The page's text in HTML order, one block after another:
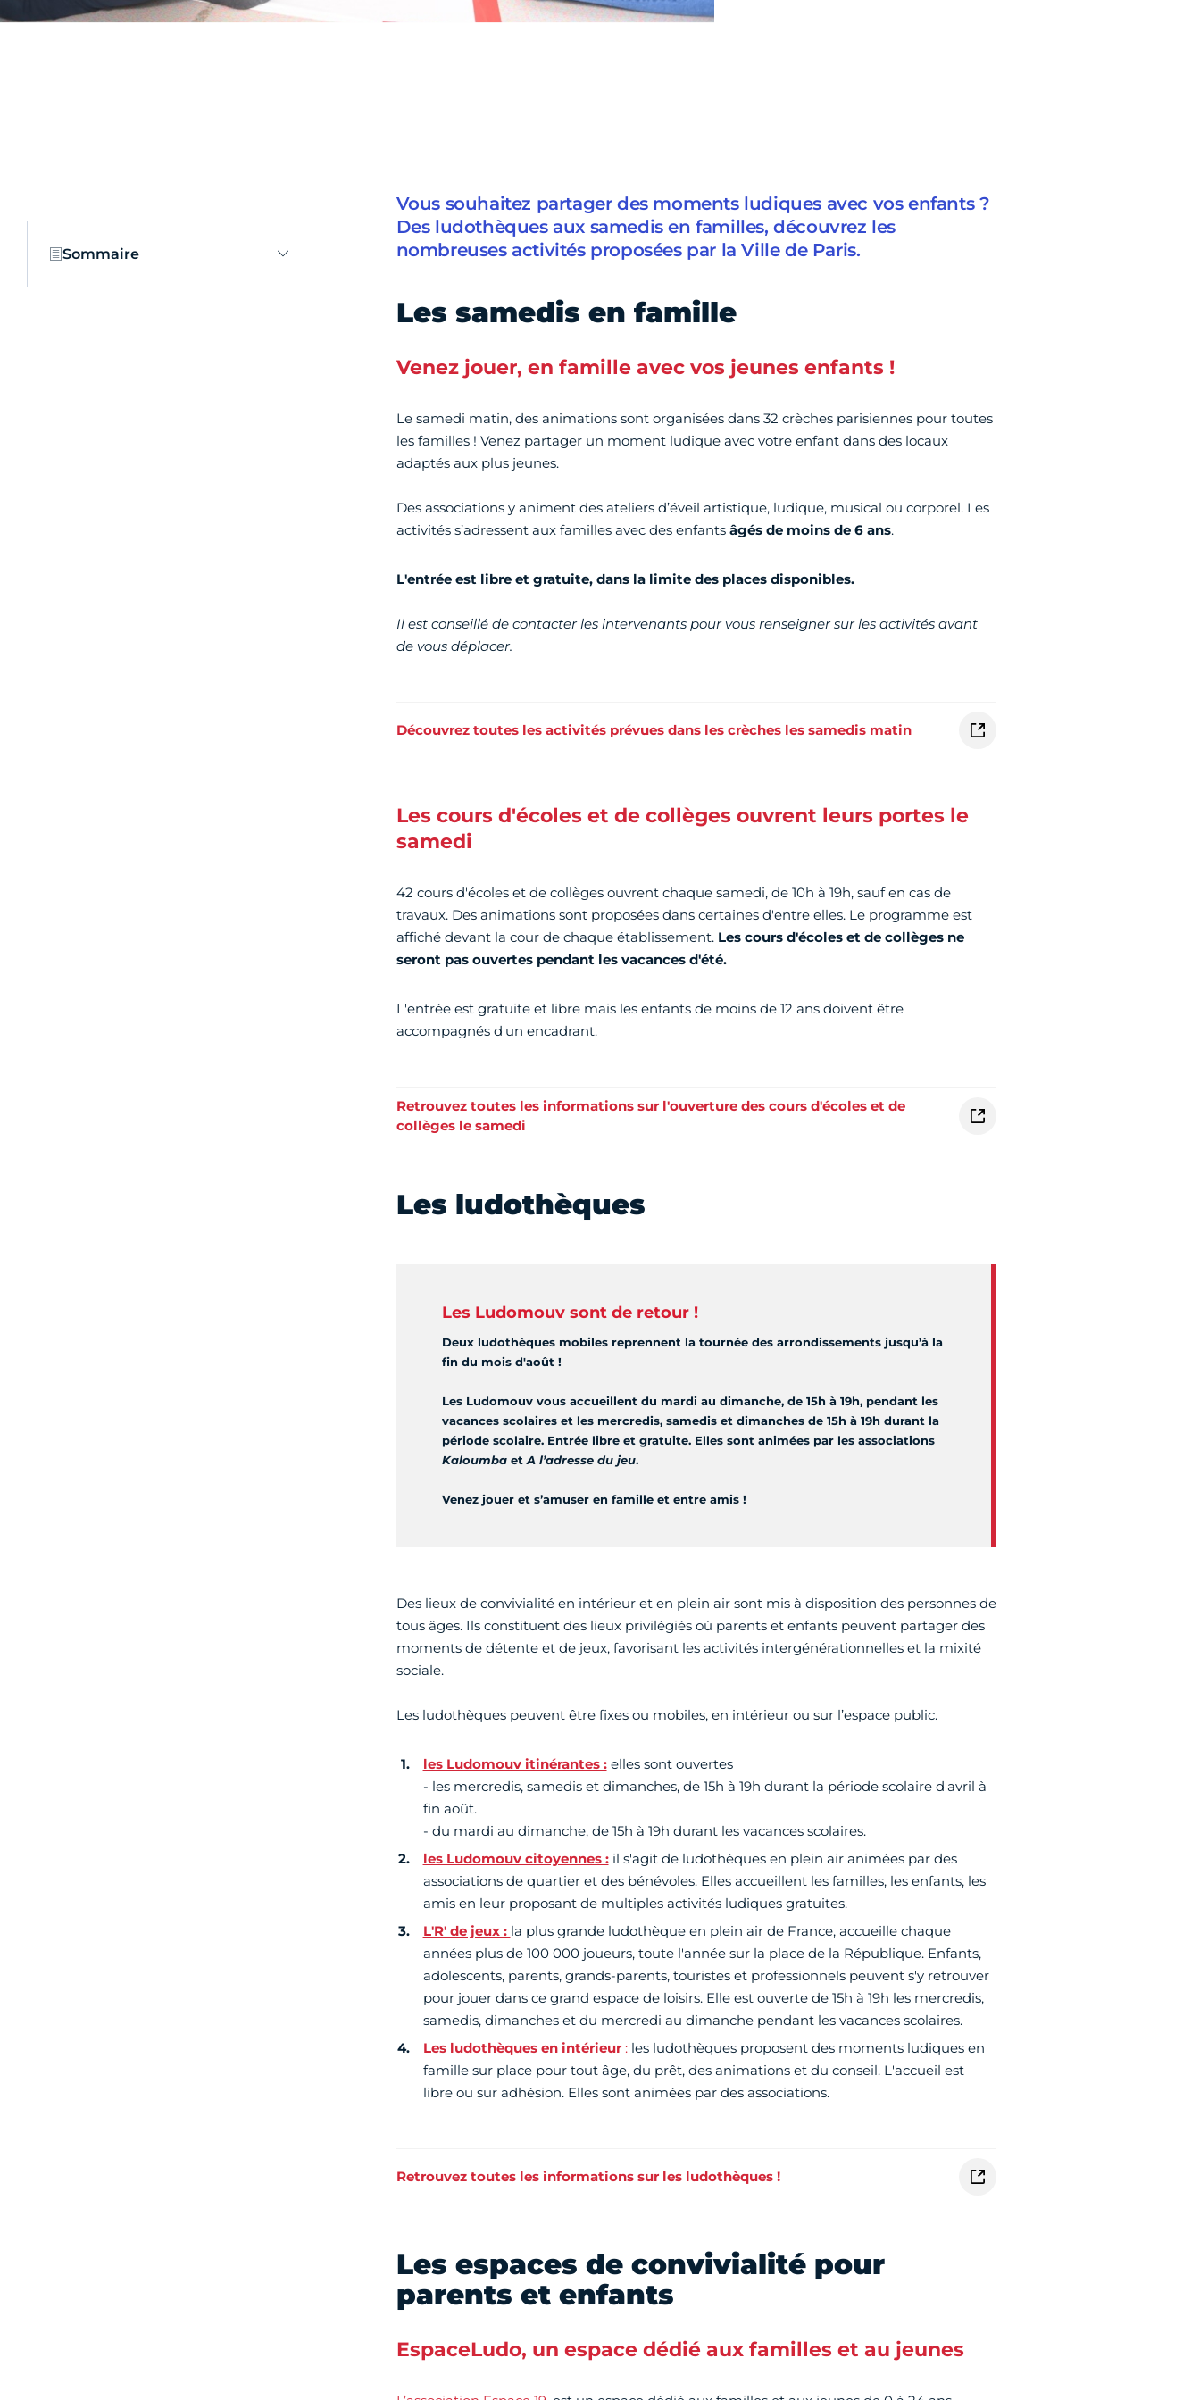
Sommaire
Vous souhaitez partager des moments ludiques avec vos enfants ?
Des ludothèques aux samedis en familles, découvrez les
nombreuses activités proposées par la Ville de Paris.
Les samedis en famille
Venez jouer, en famille avec vos jeunes enfants !
Le samedi matin, des animations sont organisées dans 32 crèches parisiennes pour toutes
les familles ! Venez partager un moment ludique avec votre enfant dans des locaux
adaptés aux plus jeunes.
Des associations y animent des ateliers d’éveil artistique, ludique, musical ou corporel. Les
activités s’adressent aux familles avec des enfants âgés de moins de 6 ans.
L'entrée est libre et gratuite, dans la limite des places disponibles.
Il est conseillé de contacter les intervenants pour vous renseigner sur les activités avant
de vous déplacer.
Découvrez toutes les activités prévues dans les crèches les samedis matin
Les cours d'écoles et de collèges ouvrent leurs portes le
samedi
42 cours d'écoles et de collèges ouvrent chaque samedi, de 10h à 19h, sauf en cas de
travaux. Des animations sont proposées dans certaines d'entre elles. Le programme est
affiché devant la cour de chaque établissement. Les cours d'écoles et de collèges ne
seront pas ouvertes pendant les vacances d'été.
L'entrée est gratuite et libre mais les enfants de moins de 12 ans doivent être
accompagnés d'un encadrant.
Retrouvez toutes les informations sur l'ouverture des cours d'écoles et de
collèges le samedi
Les ludothèques
Les Ludomouv sont de retour !
Deux ludothèques mobiles reprennent la tournée des arrondissements jusqu’à la
fin du mois d'août !
Les Ludomouv vous accueillent du mardi au dimanche, de 15h à 19h, pendant les
vacances scolaires et les mercredis, samedis et dimanches de 15h à 19h durant la
période scolaire. Entrée libre et gratuite. Elles sont animées par les associations
Kaloumbaet A l’adresse du jeu.
Venez jouer et s’amuser en famille et entre amis !
Des lieux de convivialité en intérieur et en plein air sont mis à disposition des personnes de
tous âges. Ils constituent des lieux privilégiés où parents et enfants peuvent partager des
moments de détente et de jeux, favorisant les activités intergénérationnelles et la mixité
sociale.
Les ludothèques peuvent être fixes ou mobiles, en intérieur ou sur l’espace public.
les Ludomouv itinérantes :elles sont ouvertes
- les mercredis, samedis et dimanches, de 15h à 19h durant la période scolaire d'avril à
fin août.
- du mardi au dimanche, de 15h à 19h durant les vacances scolaires.
les Ludomouv citoyennes : il s'agit de ludothèques en plein air animées par des
associations de quartier et des bénévoles. Elles accueillent les familles, les enfants, les
amis en leur proposant de multiples activités ludiques gratuites.
L'R' de jeux : la plus grande ludothèque en plein air de France, accueille chaque
années plus de 100 000 joueurs, toute l'année sur la place de la République. Enfants,
adolescents, parents, grands-parents, touristes et professionnels peuvent s'y retrouver
pour jouer dans ce grand espace de loisirs. Elle est ouverte de 15h à 19h les mercredis,
samedis, dimanches et du mercredi au dimanche pendant les vacances scolaires.
Les ludothèques en intérieur : les ludothèques proposent des moments ludiques en
famille sur place pour tout âge, du prêt, des animations et du conseil. L'accueil est
libre ou sur adhésion. Elles sont animées par des associations.
Retrouvez toutes les informations sur les ludothèques !
Les espaces de convivialité pour
parents et enfants
EspaceLudo, un espace dédié aux familles et au jeunes